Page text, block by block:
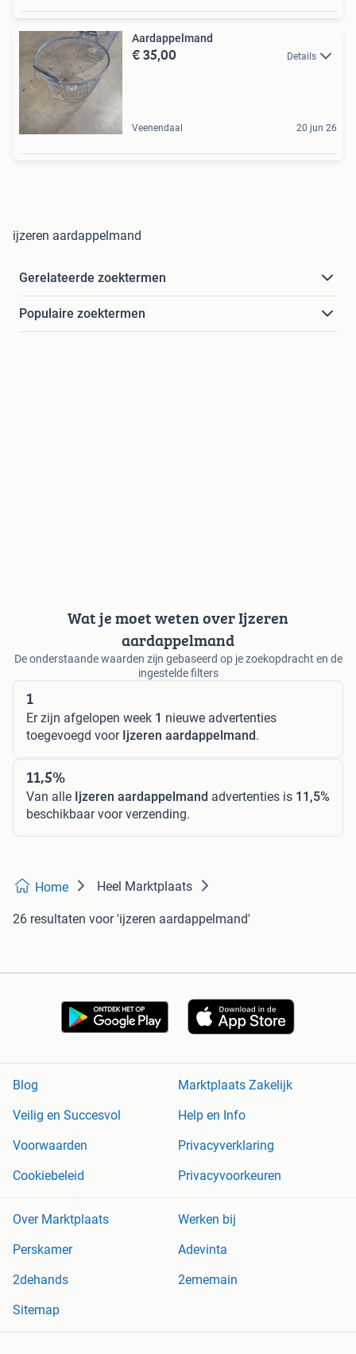
Aardappelmand
€ 35,00 Details
Veenendaal 20 jun 26
ijzeren aardappelmand
Gerelateerde zoektermen
Populaire zoektermen
Wat je moet weten over Ijzeren
aardappelmand
De onderstaande waarden zijn gebaseerd op je zoekopdracht en de
ingestelde filters
1
Er zijn afgelopen week 1 nieuwe advertenties
toegevoegd voor Ijzeren aardappelmand.
11,5%
Van alle Ijzeren aardappelmand advertenties is 11,5%
beschikbaar voor verzending.
Home Heel Marktplaats
26 resultaten voor 'ijzeren aardappelmand'
Blog
Marktplaats Zakelijk
Veilig en Succesvol
Help en Info
Voorwaarden
Privacyverklaring
Cookiebeleid
Privacyvoorkeuren
Over Marktplaats
Werken bij
Perskamer
Adevinta
2dehands
2ememain
Sitemap